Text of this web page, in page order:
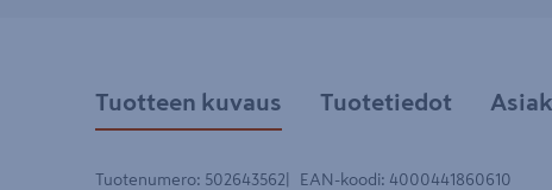
Tuotteen kuvaus Tuotetiedot
Tuotenumero: 502643562 EAN-koodi: 4000441860610